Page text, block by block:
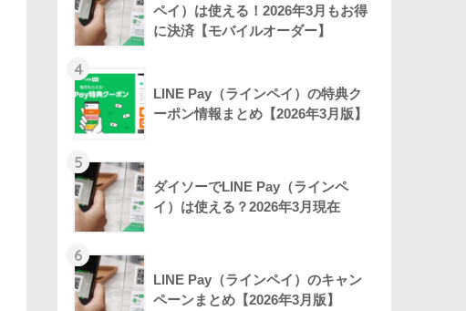
ペイ）は使える！2026年3月もお得
に決済【モバイルオーダー】
4
LINE Pay（ラインペイ）の特典ク
ーポン情報まとめ【2026年3月版】
5
ダイソーでLINE Pay（ラインペ
イ）は使える？2026年3月現在
6
LINE Pay（ラインペイ）のキャン
ペーンまとめ【2026年3月版】